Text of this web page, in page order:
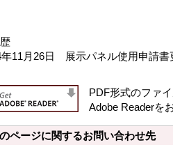
11月26日 展示パネル使用申請書
PDF形式のファ
Adobe Readerを
ページに関するお問い合わせ先